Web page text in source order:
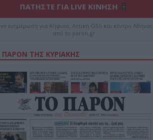
ΠΑΤΗΣΤΕ ΓΙΑ LIVE ΚΙΝΗΣΗ
ενημέρωση για Κηφισό, Αττική Οδό και κέντρο Αθήνας
από το paron.gr
ΤΗΣ ΚΥΡΙΑΚΗΣ